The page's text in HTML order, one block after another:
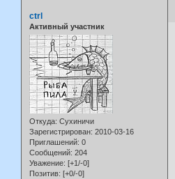
ctrl
Активный участник
Откуда: Сухиничи
Зарегистрирован: 2010-03-16
Приглашений: 0
Сообщений: 204
Уважение: [+1/-0]
Позитив: [+0/-0]